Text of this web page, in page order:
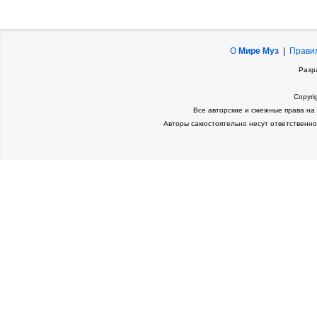
О Мире Муз|
Все авторские и смежные права
Авторы самостоятельно несут